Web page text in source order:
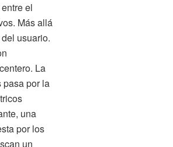
el
Más allá
usuario.
La
pasa por la
una
por los
un